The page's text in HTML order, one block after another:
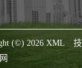
(©) 2026 XML
技